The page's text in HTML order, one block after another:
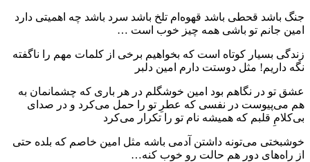
جنگ باشد قحطی باشد قهوه‌ام تلخ باشد سرد باشد چه اهمیتی دارد
امین جانم تو باشی همه چیز خوب است …
زندگی بسیار کوتاه است که بخواهیم برخی از کلمات مهم را ناگفته
نگه داریم! مثل دوستت دارم امین دلبر
عشق تو در نگاهم بود امین خوشگلم در هر باری که چشمانمان به
هم می‌پیوست در نفسی که عطرِ تو را حمل می‌کرد و در صدای
بی‌کلامِ قلبم که همیشه نام تو را تکرار می‌کرد
خوشبختی می‌تونه داشتن آدمی باشه مثل امین خاصم که بلده حتی
از راه‌های دور هم حالت رو خوب کنه…